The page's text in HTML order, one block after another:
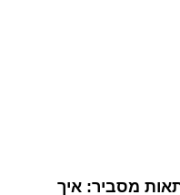
מסביר: איך